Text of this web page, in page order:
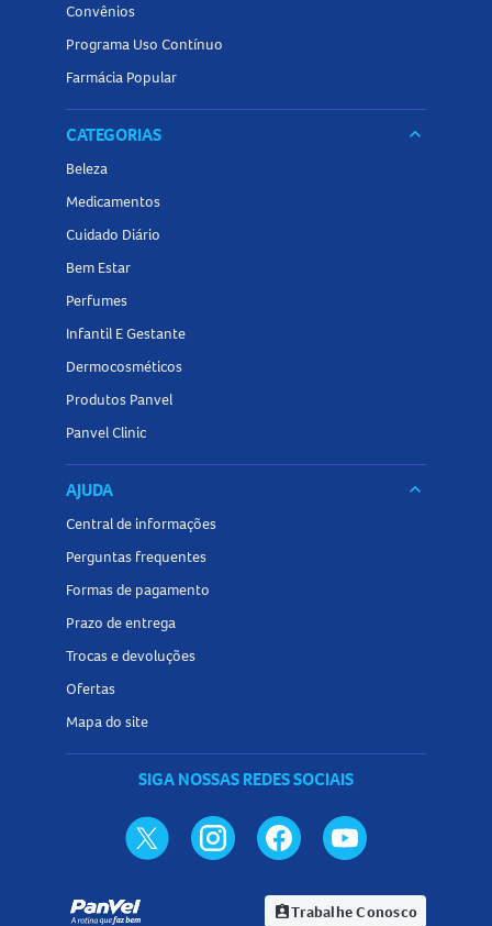
Convênios
Programa Uso Contínuo
Farmácia Popular
CATEGORIAS keyboard_arrow_down
Beleza
Medicamentos
Cuidado Diário
Bem Estar
Perfumes
Infantil E Gestante
Dermocosméticos
Produtos Panvel
Panvel Clinic
AJUDA keyboard_arrow_down
Central de informações
Perguntas frequentes
Formas de pagamento
Prazo de entrega
Trocas e devoluções
Ofertas
Mapa do site
SIGA NOSSAS REDES SOCIAIS
assignment_indTrabalhe Conosco